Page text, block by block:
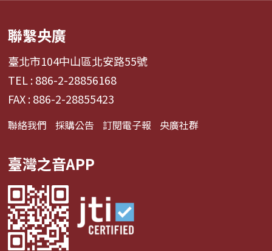
聯繫央廣
臺北市104中山區北安路55號
TEL : 886-2-28856168
FAX : 886-2-28855423
聯絡我們 採購公告 訂閱電子報 央廣社群
臺灣之音APP